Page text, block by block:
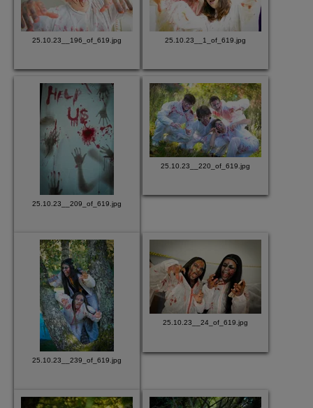
25.10.23__196_of_619.jpg 25.10.23__1_of_619.jpg
25.10.23__209_of_619.jpg
25.10.23__220_of_619.jpg
25.10.23__239_of_619.jpg
25.10.23__24_of_619.jpg